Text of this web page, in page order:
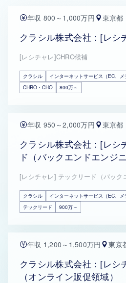
年収 800～1,000万円 東京都
クラシル株式会社：[レシ
[レシチャレ]CHRO候補
クラシル
インターネットサービス（EC、メ
CHRO・CHO
800万～
年収 950～2,000万円 東京都
クラシル株式会社：[レシ
ド（バックエンドエンジニ
[レシチャレ] テックリード（バック
クラシル
インターネットサービス（EC、メ
テックリード
900万～
年収 1,200～1,500万円 東京
クラシル株式会社：[レシ
（オンライン販促領域）